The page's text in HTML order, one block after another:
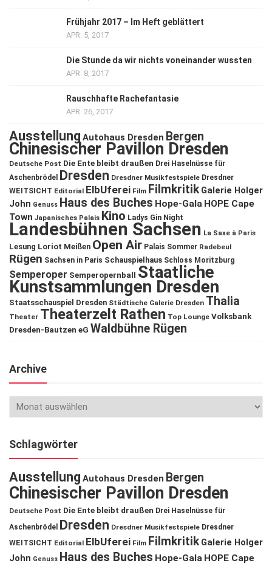
Frühjahr 2017 – Im Heft geblättert
APR. 5, 2017
Die Stunde da wir nichts voneinander wussten
APR. 8, 2017
Rauschhafte Rachefantasie
APR. 26, 2017
Ausstellung Autohaus Dresden Bergen
Chinesischer Pavillon Dresden
Deutsche Post Die Ente bleibt draußen Drei Haselnüsse für
Aschenbrödel
Dresden Dresdner Musikfestspiele Dresdner
WEITSICHT Editorial ElbUferei Film Filmkritik Galerie Holger
John Genuss Haus des Buches Hope-Gala HOPE Cape
Town Japanisches Palais Kino Ladys Gin Night
Landesbühnen Sachsen La Saxe à Paris
Lesung Loriot Meißen Open Air Palais Sommer Radebeul
Rügen Sachsen in Paris Schauspielhaus Schloss Moritzburg
Semperoper Semperopernball Staatliche
Kunstsammlungen Dresden
Staatsschauspiel Dresden Städtische Galerie Dresden Thalia
Theater Theaterzelt Rathen Top Lounge Volksbank
Dresden-Bautzen eG Waldbühne Rügen
Archive
Schlagwörter
Ausstellung Autohaus Dresden Bergen
Chinesischer Pavillon Dresden
Deutsche Post Die Ente bleibt draußen Drei Haselnüsse für
Aschenbrödel
Dresden Dresdner Musikfestspiele Dresdner
WEITSICHT Editorial ElbUferei Film Filmkritik Galerie Holger
John Genuss Haus des Buches Hope-Gala HOPE Cape